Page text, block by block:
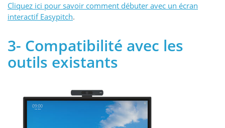
Cliquez ici pour savoir comment débuter avec un écran
interactif Easypitch.
3- Compatibilité avec les
outils existants